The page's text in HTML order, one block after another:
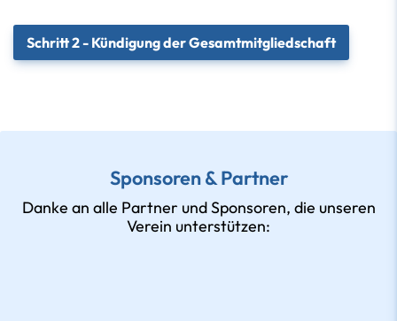
Sponsoren & Partner
Danke an alle Partner und Sponsoren, die unseren
Verein unterstützen: